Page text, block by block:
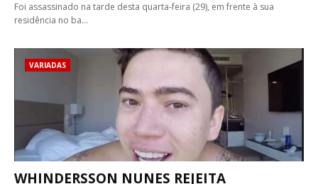
Foi assassinado na tarde desta quarta-feira (29), em frente à sua
residência no ba…
VARIADAS
WHINDERSSON NUNES REJEITA